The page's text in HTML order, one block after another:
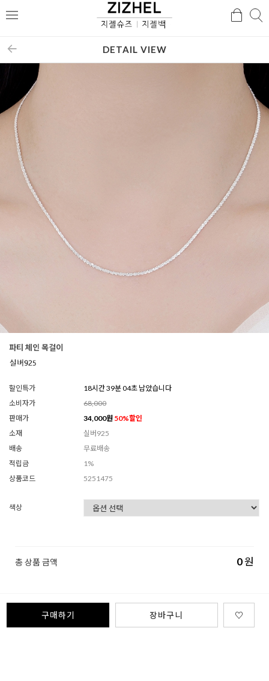
메
검
DETAIL VIEW
파티 체인 목걸이
할인특가
18시간 39분 02초 남았습니다
소비자가
68,000
판매가
34,000원 50%할인
소재
실버925
배송
무료배송
적립금
1%
상품코드
5251475
색상
총 상품 금액 0원
구매하기 장바구니 ♡